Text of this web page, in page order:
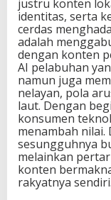
justru konten
identitas, serta
cerdas
adalah
dengan konten
AI pelabuhan
namun juga
nelayan, pola
laut. Dengan
konsumen
menambah nilai.
sesungguhnya
melainkan
konten
rakyatnya sendiri.